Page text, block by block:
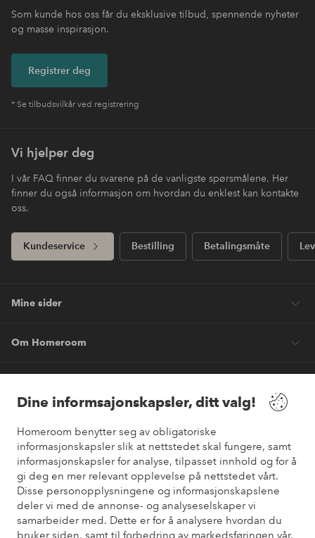
Dine informsajonskapsler, ditt valg!
Homeroom benytter seg av obligatoriske
informasjonskapsler slik at nettstedet skal fungere, samt
informasjonskapsler for analyse, tilpasset innhold og for å
gi deg en mer relevant opplevelse på nettstedet vårt.
Disse personopplysningene og informasjonskapslene
deler vi med de annonse- og analyseselskaper vi
samarbeider med. Dette er for å analysere hvordan du
bruker siden, samt til forbedring av markedsføringen vår,
Som kunde hos oss får du eksklusive tilbud, spennende nyheter
og masse inspirasjon.
Registrer deg
* Se tilbudsvilkår ved registrering
Vi hjelper deg
I vår FAQ finner du svarene på de vanligste spørsmålene. Her
finner du også informasjon om hvordan du enklest kan kontakte
oss.
Kundeservice Bestilling Betalingsmåte
Mine sider
Om Homeroom
Venner
Sikre betalinger